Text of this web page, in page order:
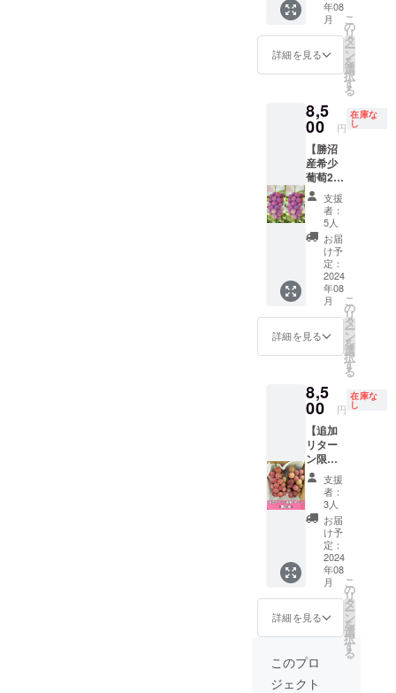
して、
最善を
尽くし
ます。
安とな
りま
す。 ※
配送中
場合が
ござい
ます。
※葡萄の
梱包や
配送に
つきま
して、
最善を
尽くし
ます。
【重
量】(目
安）1房
あたり
500g前
後 【配
法】通
常便(常
温便) ※
農産物
の為、1
房あた
りの重
量は目
安とな
りま
す。 ※
配送中
に実が
取れて
しまう
場合が
ござい
※葡萄の
配送に
つきま
して、
最善を
尽くし
ます。
年08
月
詳細を見る
こ
の
リ
タ
ー
ン
を
選
択
す
る
8,5
00 円
在庫な
し
【勝沼
産希少
葡萄2房
セッ
ト】安
芸ク
イーン×
安芸ク
イーン
(送料込)
勝沼産
安芸ク
イーン
を2房お
届けい
たしま
【重
量】(目
安）1房
あたり
600g前
後 【配
送方
法】通
常便(常
温便)
【賞味
期限、
保存方
法】到
着後、
30分~1
時間程
できる
だけお
早めに
支援
者：
5人
お届
け予
定：
2024
年08
月
詳細を見る
こ
の
リ
タ
ー
ン
を
選
択
す
る
8,5
00 円
在庫な
し
【追加
リター
ン限定3
箱】勝
沼産希
少葡萄
安芸ク
イーン
を2房お
届けい
たしま
す。
【重
量】(目
安）1房
あたり
600g前
後 【配
送方
支援
者：
3人
お届
け予
定：
2024
年08
月
詳細を見る
こ
の
リ
タ
ー
ン
を
選
択
す
る
このプロ
ジェクト